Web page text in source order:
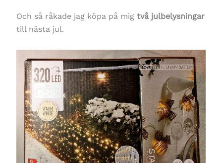
Och så råkade jag köpa på migtvå julbelysningar
till nästa jul.